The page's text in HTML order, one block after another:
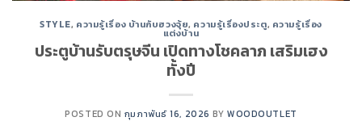
STYLE, ความรู้เรื่อง บ้านกับฮวงจุ้ย, ความรู้เรื่องประตู, ความรู้เรื่อง
แต่งบ้าน
ประตูบ้านรับตรุษจีน เปิดทางโชคลาภ เสริมเฮง
ทั้งปี
POSTED ON กุมภาพันธ์ 16, 2026 BYWOODOUTLET